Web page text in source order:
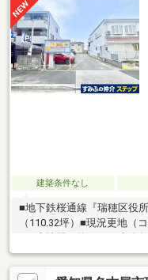
結果増減の可能性がありま
ます ━━━━━・・・物件の
せください。
建築条件なし
■地下鉄桜通線『瑞穂区役
（110.32坪）■現況更地（
ンフォメーション～・市立
丘中学校まで約350ｍ・バ